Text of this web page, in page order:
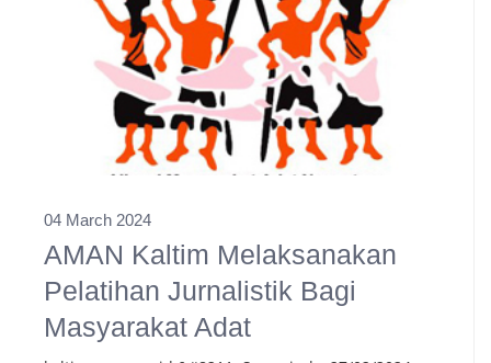
04 March 2024
AMAN Kaltim Melaksanakan
Pelatihan Jurnalistik Bagi
Masyarakat Adat